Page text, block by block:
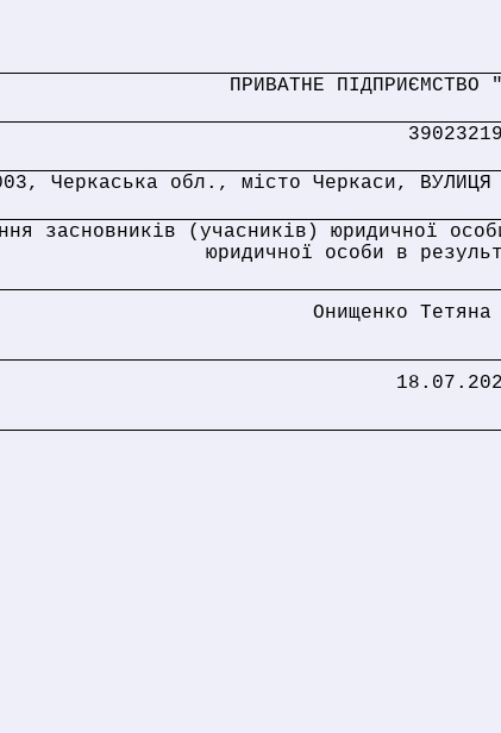
ПРИВАТНЕ ПІДПРИЄМСТВО
39023219
Черкаська обл., місто Черкаси,
засновників (учасників) юридичної
юридичної особи в
Онищенко Тетяна